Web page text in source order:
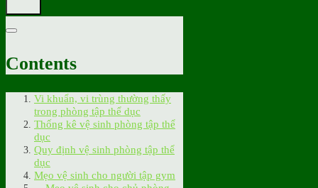
Contents
Vi khuẩn, vi trùng thường thấy
trong phòng tập thể dục
Thống kê vệ sinh phòng tập thể
dục
Quy định vệ sinh phòng tập thể
dục
Mẹo vệ sinh cho người tập gym